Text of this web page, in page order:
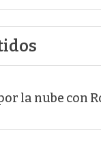
la nube con